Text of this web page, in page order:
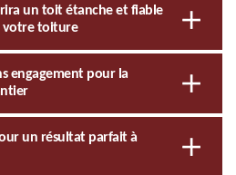
un toit étanche et fiable
votre toiture
engagement pour la
un résultat parfait à